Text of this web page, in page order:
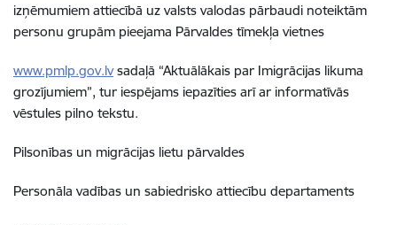
izņēmumiem attiecībā uz valsts valodas pārbaudi noteiktām
personu grupām pieejama Pārvaldes tīmekļa vietnes
www.pmlp.gov.lvsadaļā “Aktuālākais par Imigrācijas likuma
grozījumiem”, tur iespējams iepazīties arī ar informatīvās
vēstules pilno tekstu.
Pilsonības un migrācijas lietu pārvaldes
Personāla vadības un sabiedrisko attiecību departaments